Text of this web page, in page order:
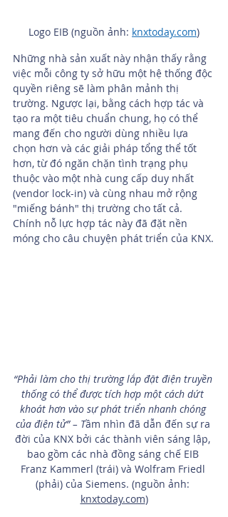
Logo EIB (nguồn ảnh: knxtoday.com)
Những nhà sản xuất này nhận thấy rằng
việc mỗi công ty sở hữu một hệ thống độc
quyền riêng sẽ làm phân mảnh thị
trường. Ngược lại, bằng cách hợp tác và
tạo ra một tiêu chuẩn chung, họ có thể
mang đến cho người dùng nhiều lựa
chọn hơn và các giải pháp tổng thể tốt
hơn, từ đó ngăn chặn tình trạng phụ
thuộc vào một nhà cung cấp duy nhất
(vendor lock-in) và cùng nhau mở rộng
"miếng bánh" thị trường cho tất cả.
Chính nỗ lực hợp tác này đã đặt nền
móng cho câu chuyện phát triển của KNX.
“Phải làm cho thị trường lắp đặt điện truyền
thống có thể được tích hợp một cách dứt
khoát hơn vào sự phát triển nhanh chóng
của điện tử” – Tầm nhìn đã dẫn đến sự ra
đời của KNX bởi các thành viên sáng lập,
bao gồm các nhà đồng sáng chế EIB
Franz Kammerl (trái) và Wolfram Friedl
(phải) của Siemens. (nguồn ảnh:
knxtoday.com)